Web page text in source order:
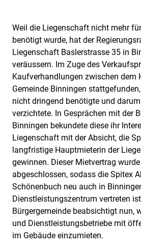
Weil die Liegenschaft nicht mehr
benötigt wurde, hat der
Liegenschaft Baslerstrasse 35 in
veräussern. Im Zuge des
Kaufverhandlungen zwischen dem
Gemeinde Binningen
nicht dringend benötigte und
verzichtete. In Gesprächen mit der
Binningen bekundete diese ihr
Liegenschaft mit der Absicht, die
langfristige Hauptmieterin der
gewinnen. Dieser Mietvertrag
abgeschlossen, sodass die Spitex
Schönenbuch neu auch in
Dienstleistungszentrum vertreten
Bürgergemeinde beabsichtigt nun,
und Dienstleistungsbetriebe mit
im Gebäude einzumieten.